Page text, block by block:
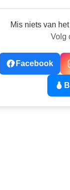
Mis niets van
Volg
Facebook